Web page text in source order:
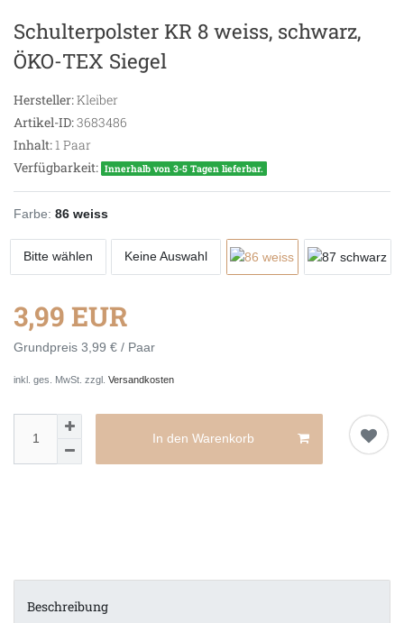
Schulterpolster KR 8 weiss, schwarz,
ÖKO-TEX Siegel
Hersteller:Kleiber
Artikel-ID:3683486
Inhalt:1 Paar
Verfügbarkeit: Innerhalb von 3-5 Tagen lieferbar.
Farbe: 86 weiss
Bitte wählen Keine Auswahl
3,99 EUR
Grundpreis 3,99 € / Paar
inkl. ges. MwSt. zzgl. Versandkosten
In den Warenkorb
Beschreibung